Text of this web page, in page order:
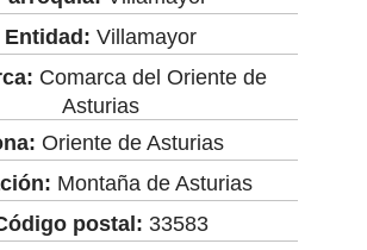
Entidad: Villamayor
Comarca del Oriente de
Asturias
Oriente de Asturias
Montaña de Asturias
postal: 33583